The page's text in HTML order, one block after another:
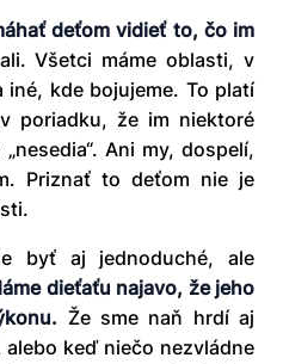
deťom vidieť to, čo im
Všetci máme oblasti, v
kde bojujeme. To platí
poriadku, že im niektoré
Ani my, dospelí,
Priznať to deťom nie je
byť aj jednoduché, ale
dieťaťu najavo, že jeho
Že sme naň hrdí aj
keď niečo nezvládne